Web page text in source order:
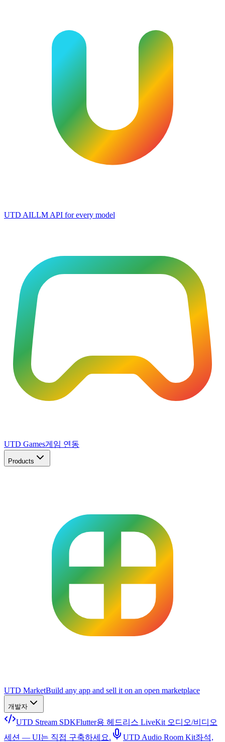
UTD AILLM API for every model
UTD Games게임 연동
Products
UTD MarketBuild any app and sell it on an open marketplace
개발자
UTD Stream SDKFlutter용 헤드리스 LiveKit 오디오/비디오
세션 — UI는 직접 구축하세요.
UTD Audio Room Kit좌석,